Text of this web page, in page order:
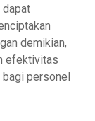
dapat
demikian,
efektivitas
personel